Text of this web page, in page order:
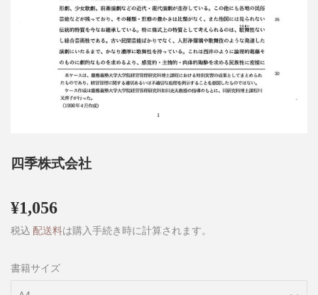
四季株式会社
¥1,056
税込 配送料は購入手続き時に計算されます。
書籍サイズ